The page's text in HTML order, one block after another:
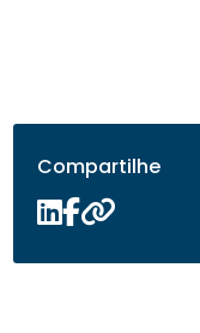
Compartilhe